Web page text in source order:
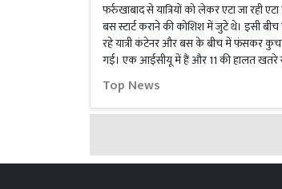
फर्रुखाबाद से यात्रियों को लेकर एटा जा रही
बस स्टार्ट कराने की कोशिश में जुटे थे। इसी
रहे यात्री कंटेनर और बस के बीच में फंसकर
गई। एक आईसीयू में हैं और 11 की हालत खतरे
Top News